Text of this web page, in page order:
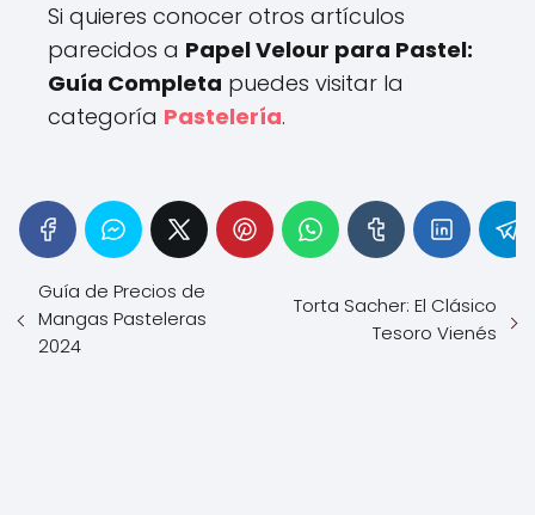
Si quieres conocer otros artículos
parecidos a Papel Velour para Pastel:
Guía Completa puedes visitar la
categoría Pastelería.
Guía de Precios de
Mangas Pasteleras
2024
Torta Sacher: El Clásico
Tesoro Vienés